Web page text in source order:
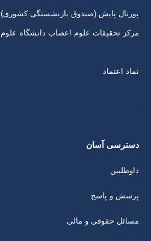
پورتال پایش (صندوق بازنشستگی کشوری)
مرکز تحقیقات علوم اعصاب دانشگاه علوم
نماد اعتماد
دسترسی آسان
داوطلبین
پرسش و پاسخ
مسائل حقوقی و مالی